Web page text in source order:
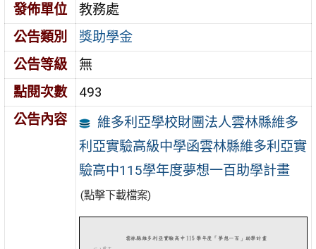
發佈單位
教務處
公告類別
獎助學金
公告等級
無
點閱次數
493
公告內容
維多利亞學校財團法人雲林縣維多
利亞實驗高級中學函雲林縣維多利亞實
驗高中115學年度夢想一百助學計畫
(點擊下載檔案)